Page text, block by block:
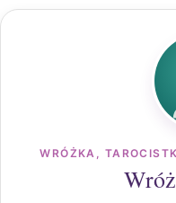
WRÓŻKA,